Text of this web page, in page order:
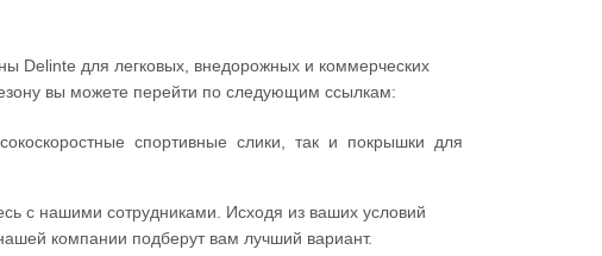
Delinte для легковых, внедорожных и коммерческих
вы можете перейти по следующим ссылкам:
спортивные слики, так и покрышки для
с нашими сотрудниками. Исходя из ваших условий
компании подберут вам лучший вариант.